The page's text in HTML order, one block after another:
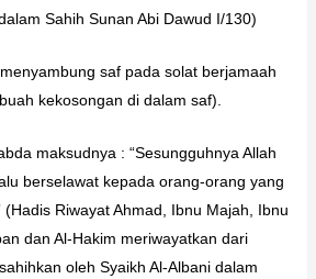
Sahih Sunan Abi Dawud I/130)
saf pada solat berjamaah
kekosongan di dalam saf).
maksudnya : “Sesungguhnya Allah
berselawat kepada orang-orang yang
(Hadis Riwayat Ahmad, Ibnu Majah, Ibnu
dan Al-Hakim meriwayatkan dari
oleh Syaikh Al-Albani dalam